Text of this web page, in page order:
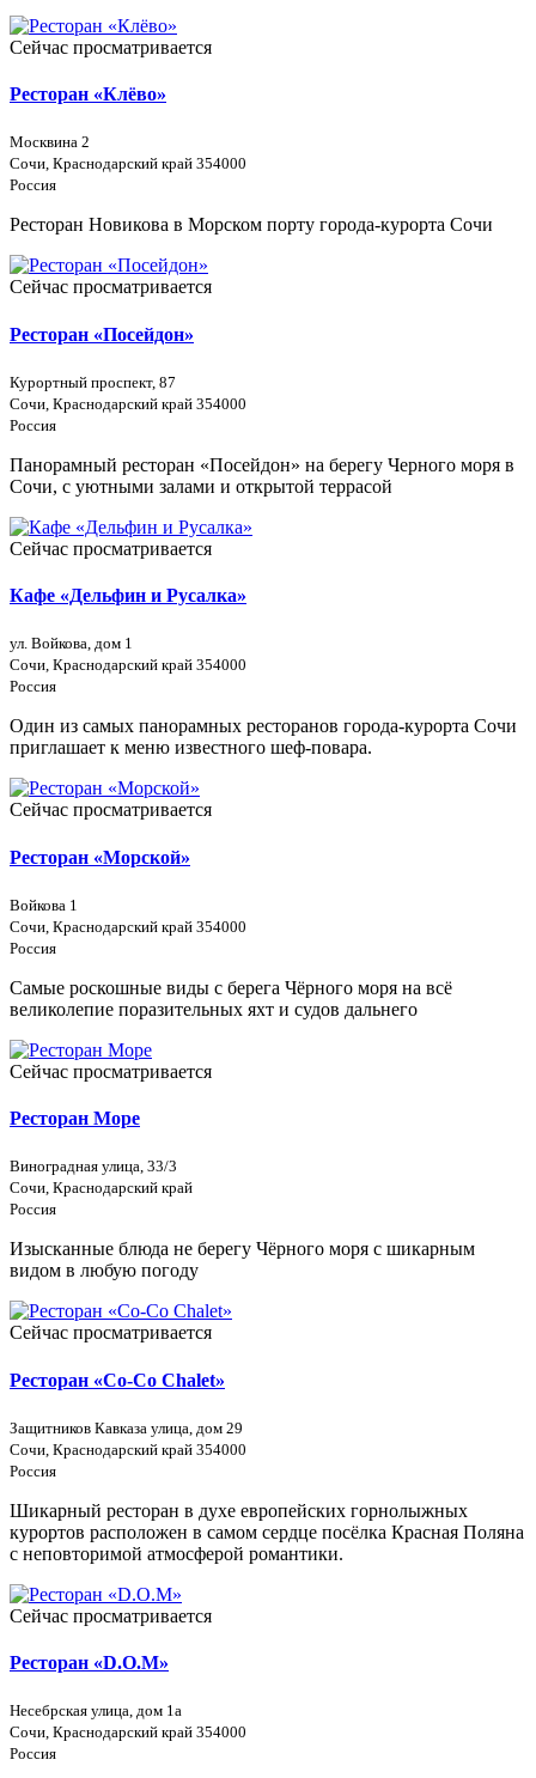
Сейчас просматривается
Ресторан «Клёво»
Москвина 2
Сочи, Краснодарский край 354000
Россия
Ресторан Новикова в Морском порту города-курорта Сочи
Сейчас просматривается
Ресторан «Посейдон»
Курортный проспект, 87
Сочи, Краснодарский край 354000
Россия
Панорамный ресторан «Посейдон» на берегу Черного моря в
Сочи, с уютными залами и открытой террасой
Сейчас просматривается
Кафе «Дельфин и Русалка»
ул. Войкова, дом 1
Сочи, Краснодарский край 354000
Россия
Один из самых панорамных ресторанов города-курорта Сочи
приглашает к меню известного шеф-повара.
Сейчас просматривается
Ресторан «Морской»
Войкова 1
Сочи, Краснодарский край 354000
Россия
Самые роскошные виды с берега Чёрного моря на всё
великолепие поразительных яхт и судов дальнего
Сейчас просматривается
Ресторан Море
Виноградная улица, 33/3
Сочи, Краснодарский край
Россия
Изысканные блюда не берегу Чёрного моря с шикарным
видом в любую погоду
Сейчас просматривается
Ресторан «Co-Co Chalet»
​Защитников Кавказа улица, дом 29
Сочи, Краснодарский край 354000
Россия
Шикарный ресторан в духе европейских горнолыжных
курортов расположен в самом сердце посёлка Красная Поляна
с неповторимой атмосферой романтики.
Сейчас просматривается
Ресторан «D.O.M»
Несебрская улица, дом 1а
Сочи, Краснодарский край 354000
Россия